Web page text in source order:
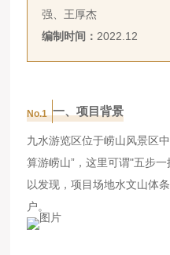
强、王厚杰
编制时间： 2022.12
No.1 一、项目背景
九水游览区位于崂山风景区
算游崂山”，这里可谓"五步
以发现，项目场地水文山体
户。